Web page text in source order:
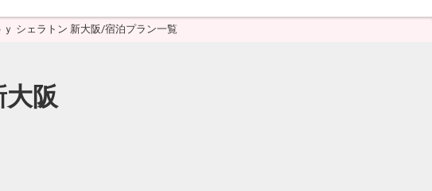
シェラトン 新大阪/宿泊プラン一覧
阪